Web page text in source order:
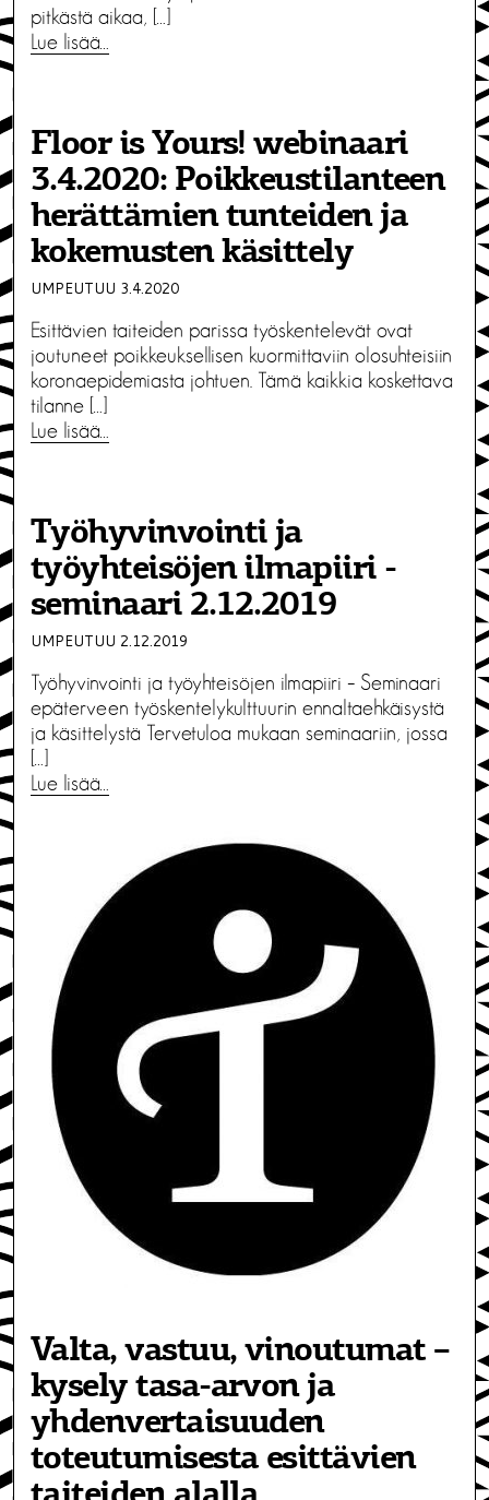
pitkästä aikaa, […]
Lue lisää…
Floor is Yours! webinaari
3.4.2020: Poikkeustilanteen
herättämien tunteiden ja
kokemusten käsittely
UMPEUTUU 3.4.2020
Esittävien taiteiden parissa työskentelevät ovat
joutuneet poikkeuksellisen kuormittaviin olosuhteisiin
koronaepidemiasta johtuen. Tämä kaikkia koskettava
tilanne […]
Lue lisää…
Työhyvinvointi ja
työyhteisöjen ilmapiiri -
seminaari 2.12.2019
UMPEUTUU 2.12.2019
Työhyvinvointi ja työyhteisöjen ilmapiiri – Seminaari
epäterveen työskentelykulttuurin ennaltaehkäisystä
ja käsittelystä Tervetuloa mukaan seminaariin, jossa
Lue lisää…
Valta, vastuu, vinoutumat –
kysely tasa-arvon ja
yhdenvertaisuuden
toteutumisesta esittävien